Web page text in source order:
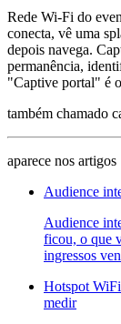
Rede Wi-Fi do
conecta, vê uma
depois navega.
permanência,
"Captive portal" é
também chamado
aparece nos artigos
Audience
Audience
ficou, o que
ingressos
Hotspot
medir